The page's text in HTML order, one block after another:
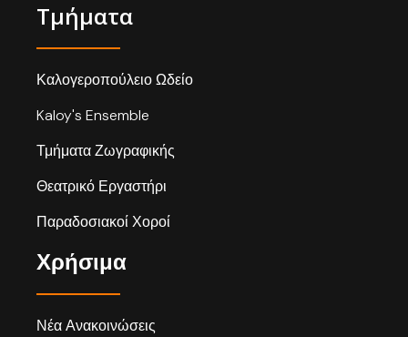
Τμήματα
Καλογεροπούλειο Ωδείο
Kaloy's Ensemble
Τμήματα Ζωγραφικής
Θεατρικό Εργαστήρι
Παραδοσιακοί Χοροί
Χρήσιμα
Νέα Ανακοινώσεις